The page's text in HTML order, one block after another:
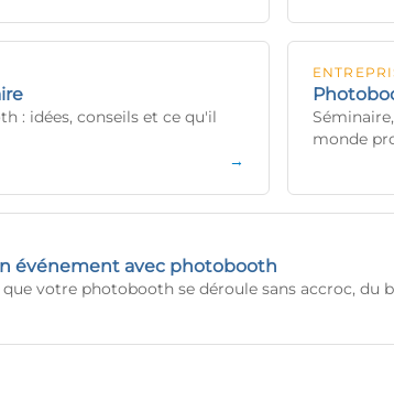
: idées, conseils et ce qu'il
→
monde
événement avec photobooth
votre photobooth se déroule sans accroc, du